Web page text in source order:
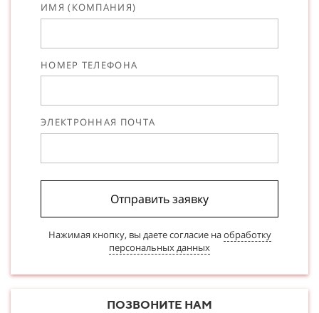
ИМЯ (КОМПАНИЯ)
НОМЕР ТЕЛЕФОНА
ЭЛЕКТРОННАЯ ПОЧТА
Отправить заявку
Нажимая кнопку, вы даете согласие наобработку
персональных данных
ПОЗВОНИТЕ НАМ